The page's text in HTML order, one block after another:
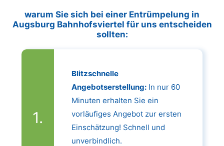
warum Sie sich bei einer Entrümpelung in
Augsburg Bahnhofsviertel für uns entscheiden
sollten:
Blitzschnelle
Angebotserstellung:In nur 60
Minuten erhalten Sie ein
vorläufiges Angebot zur ersten
Einschätzung! Schnell und
unverbindlich.